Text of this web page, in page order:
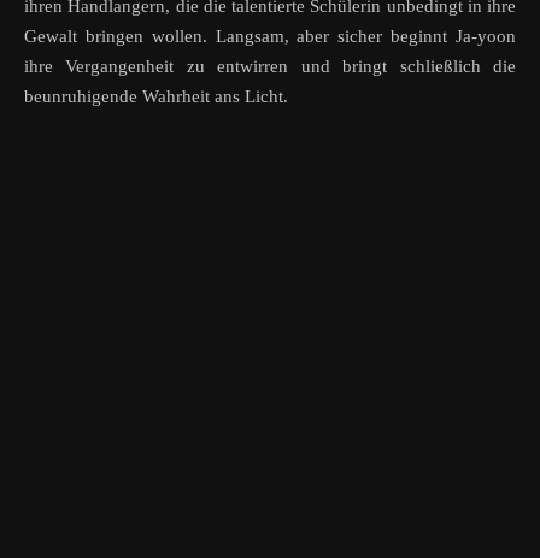
ihren Handlangern, die die talentierte Schülerin unbedingt in ihre
Gewalt bringen wollen. Langsam, aber sicher beginnt Ja-yoon
ihre Vergangenheit zu entwirren und bringt schließlich die
beunruhigende Wahrheit ans Licht.